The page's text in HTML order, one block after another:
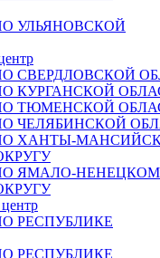
УЛЬЯНОВСКОЙ
СВЕРДЛОВСКОЙ
КУРГАНСКОЙ
ТЮМЕНСКОЙ
ЧЕЛЯБИНСКОЙ
ХАНТЫ-
ЯМАЛО-
РЕСПУБЛИКЕ
РЕСПУБЛИКЕ